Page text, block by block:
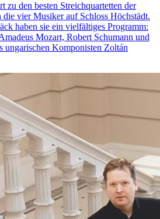
zu den besten Streichquartetten der
vier Musiker auf Schloss Höchstädt.
haben sie ein vielfältiges Programm:
Mozart, Robert Schumann und
ungarischen Komponisten Zoltán